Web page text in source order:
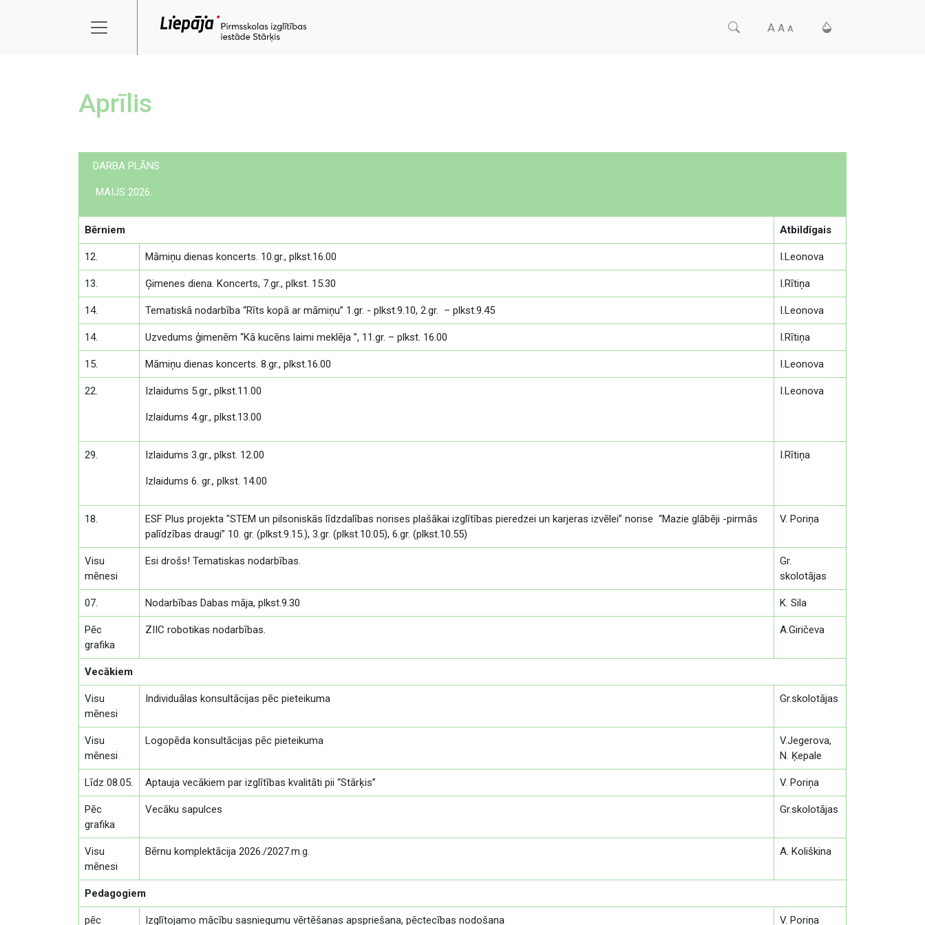
A A A
Aprīlis
DARBA PLĀNS
MAIJS 2026.
Bērniem Atbildīgais
12. Māmiņu dienas koncerts. 10.gr., plkst.16.00 I.Leonova
13. Ģimenes diena. Koncerts, 7.gr., plkst. 15.30 I.Rītiņa
14. Tematiskā nodarbība “Rīts kopā ar māmiņu” 1.gr. - plkst.9.10, 2.gr. – plkst.9.45 I.Leonova
14. Uzvedums ģimenēm “Kā kucēns laimi meklēja ”, 11.gr. – plkst. 16.00 I.Rītiņa
15. Māmiņu dienas koncerts. 8.gr., plkst.16.00 I.Leonova
22. Izlaidums 5.gr., plkst.11.00
Izlaidums 4.gr., plkst.13.00
I.Leonova
29. Izlaidums 3.gr., plkst. 12.00
Izlaidums 6. gr., plkst. 14.00
I.Rītiņa
18.
ESF Plus projekta "STEM un pilsoniskās līdzdalības norises plašākai izglītības pieredzei un karjeras izvēlei” norise “Mazie glābēji -pirmās
palīdzības draugi” 10. gr. (plkst.9.15.), 3.gr. (plkst.10.05), 6.gr. (plkst.10.55)
V. Poriņa
Visu
mēnesi
Esi drošs! Tematiskas nodarbības.
Gr.
skolotājas
07. Nodarbības Dabas māja, plkst.9.30 K. Sila
Pēc
grafika
ZIIC robotikas nodarbības. A.Giričeva
Vecākiem
Visu
mēnesi
Individuālas konsultācijas pēc pieteikuma Gr.skolotājas
Visu
mēnesi
Logopēda konsultācijas pēc pieteikuma
V.Jegerova,
N. Ķepale
Līdz 08.05. Aptauja vecākiem par izglītības kvalitāti pii “Stārķis” V. Poriņa
Pēc
grafika
Vecāku sapulces Gr.skolotājas
Visu
mēnesi
Bērnu komplektācija 2026./2027.m.g. A. Koliškina
Pedagogiem
pēc
Izglītojamo mācību sasniegumu vērtēšanas apspriešana, pēctecības nodošana V. Poriņa